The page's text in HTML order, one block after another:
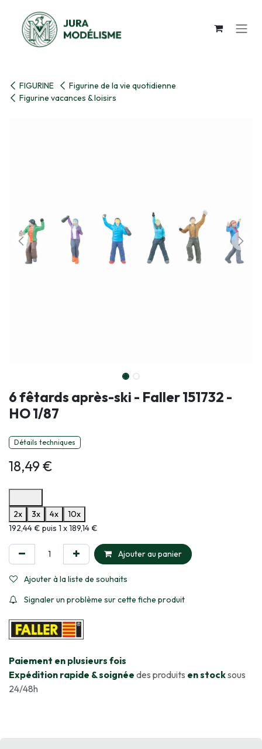
FIGURINE
Figurine de la vie quotidienne
Figurine vacances & loisirs
6 fêtards après-ski - Faller 151732 -
HO 1/87
Détails techniques
18,49€
2x
3x 4x
10x
Informations sur le plan de paiement sélectionné
192,44 € puis 1 x 189,14 €
Ajouter au panier
Ajouter à la liste de souhaits
Signaler un problème sur cette fiche produit
​Paiement en plusieurs fois
Expédition rapide & soignée des produits en stocksous
24/48h